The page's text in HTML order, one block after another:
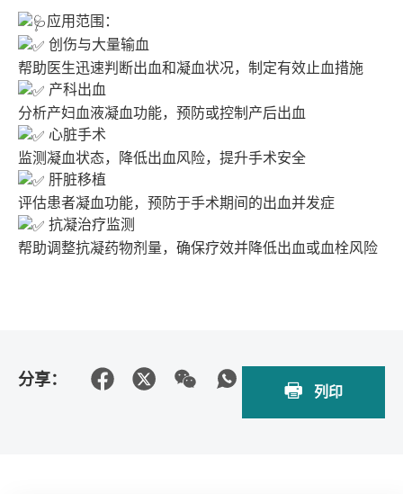
应用范围：
创伤与大量输血
帮助医生迅速判断出血和凝血状况，制定有效止血措施
产科出血
分析产妇血液凝血功能，预防或控制产后出血
心脏手术
监测凝血状态，降低出血风险，提升手术安全
肝脏移植
评估患者凝血功能，预防于手术期间的出血并发症
抗凝治疗监测
帮助调整抗凝药物剂量，确保疗效并降低出血或血栓风险
分享：
列印